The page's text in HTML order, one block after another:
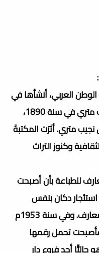
العربي، أنشأها في
القاهرة صاحبُها الناشر اللبناني نجيب متري في سنة 1890،
متري. أثرَت المكتبةَ
وكنوز التراث
المعارف للطباعة بأن أصبحت
دكان بنفس
المنزل السابق وجعلته مكتبة دار المعارف. وفي سنة 1953م
فأصبحت تحمل رقمها
وهو حاليًّا أحد فروع دار